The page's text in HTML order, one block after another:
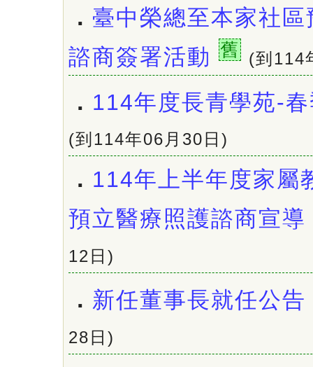
． 臺中榮總至本家社
諮商簽署活動
舊 (到114
． 114年度長青學苑-
(到114年06月30日)
． 114年上半年度家屬
預立醫療照護諮商宣導
12日)
． 新任董事長就任公告
28日)